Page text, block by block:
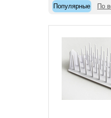
Популярные По